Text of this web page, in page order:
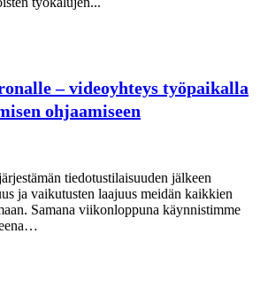
– videoyhteys työpaikalla
ohjaamiseen
tiedotustilaisuuden jälkeen
ja vaikutusten laajuus meidän kaikkien
Samana viikonloppuna käynnistimme